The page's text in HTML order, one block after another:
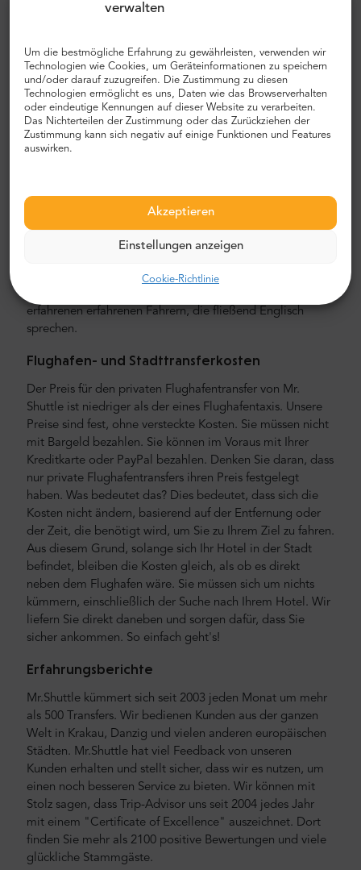
verwalten
Um die bestmögliche Erfahrung zu gewährleisten, verwenden wir
Technologien wie Cookies, um Geräteinformationen zu speichern
und/oder darauf zuzugreifen. Die Zustimmung zu diesen
Technologien ermöglicht es uns, Daten wie das Browserverhalten
oder eindeutige Kennungen auf dieser Website zu verarbeiten.
Das Nichterteilen der Zustimmung oder das Zurückziehen der
Zustimmung kann sich negativ auf einige Funktionen und Features
auswirken.
Akzeptieren
Einstellungen anzeigen
Cookie-Richtlinie
die Innenstadt dauert etwa 50 Minuten.Wir empfehlen
sicherste und zuverlässigste Weg, um Ihr Hotel zu
erreichen, ist der private Transport von Tür zu Tür. Auf
diese Weise sparen Sie viel Zeit, da Sie den
unangenehmen Prozess überspringen können, Ihre Route
herauszufinden, durch die Stadt zu navigieren und Ihren
Weg zu finden.
Auf der Suche nach einem zuverlässigen und
mit Mr.Shuttle, einer Auswahl von Trip-Advisor-Benutzern
modernen, komfortablen klimatisierten Mercedes-Benz
erfahrenen erfahrenen Fahrern, die fließend Englisch
sprechen.
Flughafen- und Stadttransferkosten
Der Preis für den privaten Flughafentransfer von Mr.
Shuttle ist niedriger als der eines Flughafentaxis. Unsere
Preise sind fest, ohne versteckte Kosten. Sie müssen nicht
mit Bargeld bezahlen. Sie können im Voraus mit Ihrer
Kreditkarte oder PayPal bezahlen. Denken Sie daran, dass
nur private Flughafentransfers ihren Preis festgelegt
haben. Was bedeutet das? Dies bedeutet, dass sich die
Kosten nicht ändern, basierend auf der Entfernung oder
der Zeit, die benötigt wird, um Sie zu Ihrem Ziel zu fahren.
Aus diesem Grund, solange sich Ihr Hotel in der Stadt
befindet, bleiben die Kosten gleich, als ob es direkt
neben dem Flughafen wäre. Sie müssen sich um nichts
kümmern, einschließlich der Suche nach Ihrem Hotel. Wir
liefern Sie direkt daneben und sorgen dafür, dass Sie
sicher ankommen. So einfach geht's!
Erfahrungsberichte
Mr.Shuttle kümmert sich seit 2003 jeden Monat um mehr
als 500 Transfers. Wir bedienen Kunden aus der ganzen
Welt in Krakau, Danzig und vielen anderen europäischen
Städten. Mr.Shuttle hat viel Feedback von unseren
Kunden erhalten und stellt sicher, dass wir es nutzen, um
einen noch besseren Service zu bieten. Wir können mit
Stolz sagen, dass Trip-Advisor uns seit 2004 jedes Jahr
mit einem "Certificate of Excellence" auszeichnet. Dort
finden Sie mehr als 2100 positive Bewertungen und viele
glückliche Stammgäste.